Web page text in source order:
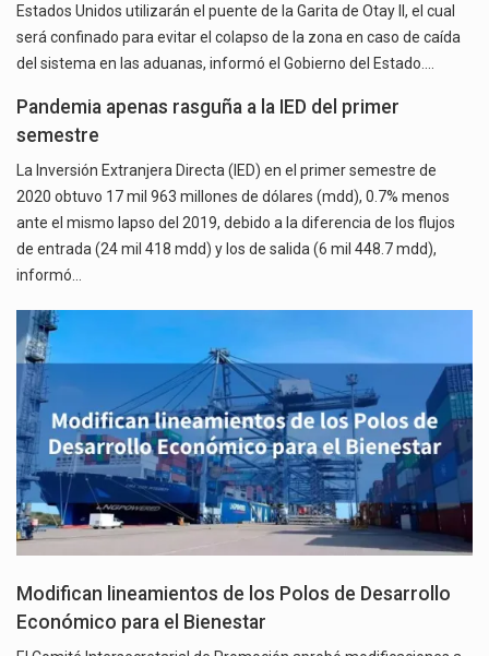
Estados Unidos utilizarán el puente de la Garita de Otay II, el cual
será confinado para evitar el colapso de la zona en caso de caída
del sistema en las aduanas, informó el Gobierno del Estado.…
Pandemia apenas rasguña a la IED del primer
semestre
La Inversión Extranjera Directa (IED) en el primer semestre de
2020 obtuvo 17 mil 963 millones de dólares (mdd), 0.7% menos
ante el mismo lapso del 2019, debido a la diferencia de los flujos
de entrada (24 mil 418 mdd) y los de salida (6 mil 448.7 mdd),
informó…
Modifican lineamientos de los Polos de Desarrollo
Económico para el Bienestar